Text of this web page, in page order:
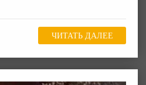
ЧИТАТЬ ДАЛЕЕ